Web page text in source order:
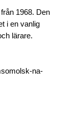
1968. Den
i en vanlig
lärare.
na-